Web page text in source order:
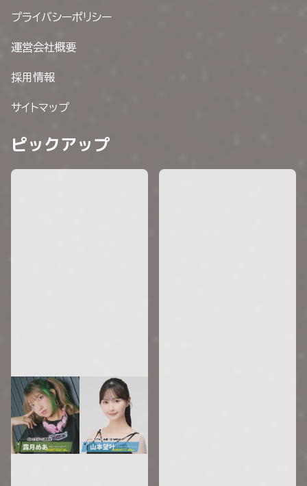
プライバシーポリシー
運営会社概要
採用情報
サイトマップ
ピックアップ